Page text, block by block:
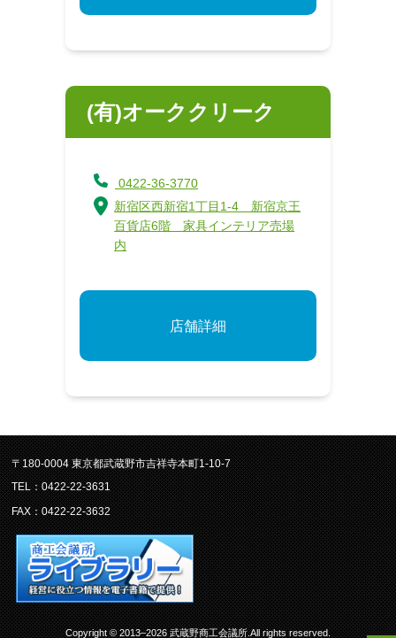
(有)オーククリーク
0422-36-3770
新宿区西新宿1丁目1-4 新宿京王
百貨店6階 家具インテリア売場
内
店舗詳細
〒180-0004 東京都武蔵野市吉祥寺本町1-10-7
TEL：0422-22-3631
FAX：0422-22-3632
Copyright © 2013–2026 武蔵野商工会議所.All rights reserved.